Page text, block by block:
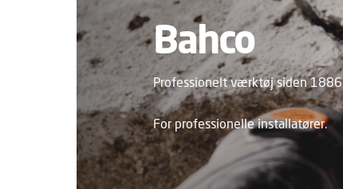
Bahco
Professionelt værktøj siden 1886
For professionelle installatører.